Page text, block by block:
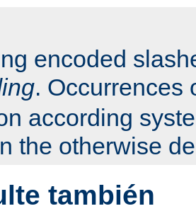
encoded
. Occurrences
according
the otherwise
también